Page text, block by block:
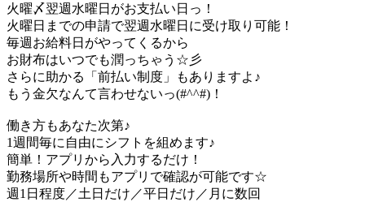
火曜〆翌週水曜日がお支払い日っ！
火曜日までの申請で翌週水曜日に受け取り可能！
毎週お給料日がやってくるから
お財布はいつでも潤っちゃう☆彡
さらに助かる「前払い制度」もありますよ♪
もう金欠なんて言わせないっ(#^^#)！
働き方もあなた次第♪
1週間毎に自由にシフトを組めます♪
簡単！アプリから入力するだけ！
勤務場所や時間もアプリで確認が可能です☆
週1日程度／土日だけ／平日だけ／月に数回